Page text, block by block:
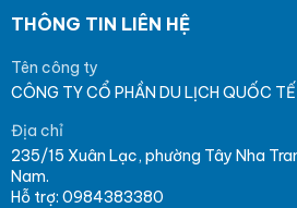
THÔNG TIN LIÊN HỆ
Tên công ty
CÔNG TY CỔ PHẦN DU LỊCH QUỐC
Địa chỉ
235/15 Xuân Lạc, phường Tây Nha
Nam.
Hỗ trợ: 0984383380